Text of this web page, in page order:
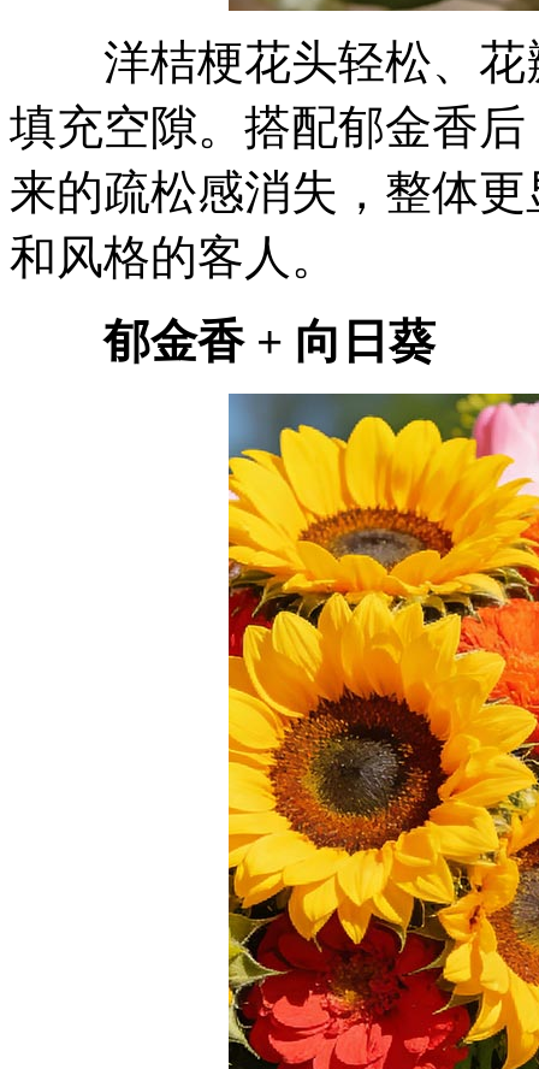
洋桔梗花头轻松、花
填充空隙。搭配郁金香
来的疏松感消失，整体
和风格的客人。
郁金香 + 向日葵